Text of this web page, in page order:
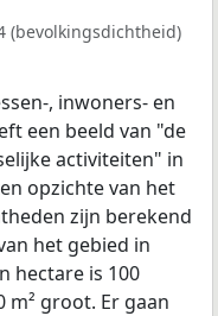
(bevolkingsdichtheid)
, inwoners- en
een beeld van "de
activiteiten" in
opzichte van het
zijn berekend
het gebied in
hectare is 100
m² groot. Er gaan